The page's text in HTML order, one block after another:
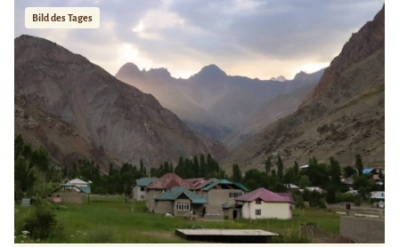
Bild des Tages